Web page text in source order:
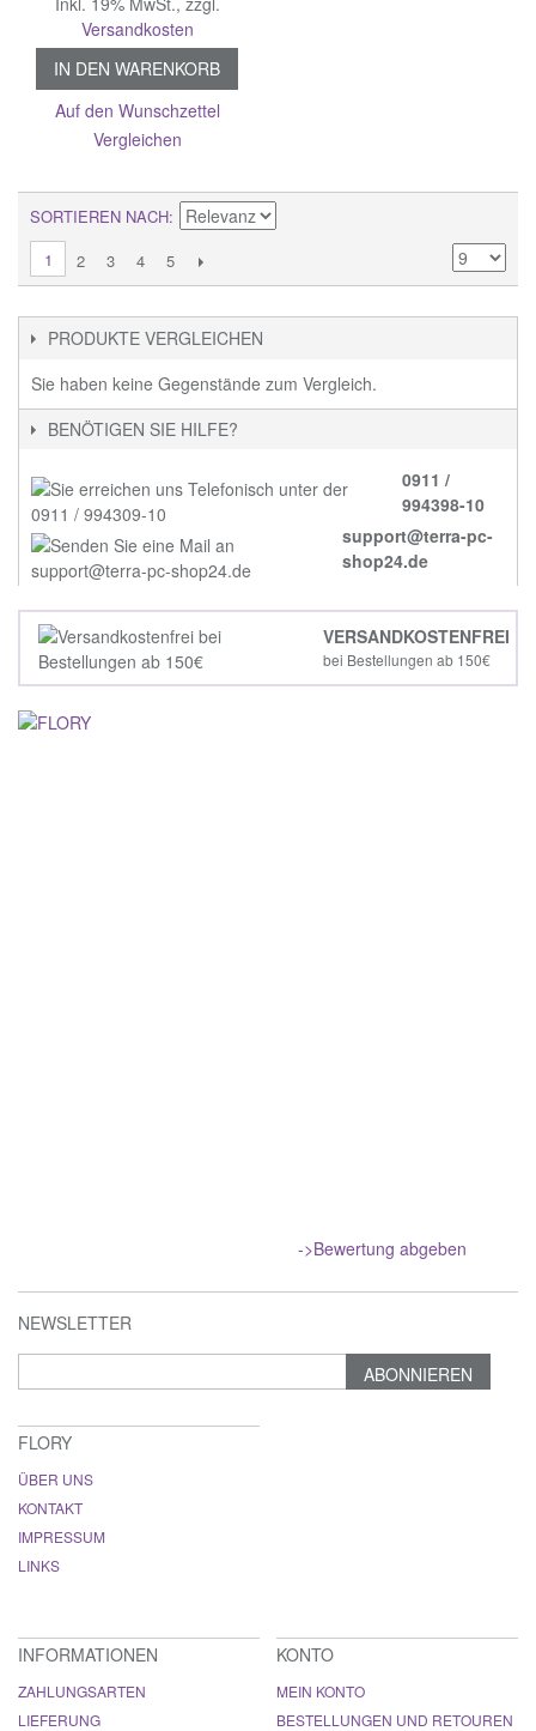
Versandkosten
IN DEN WARENKORB
Auf den Wunschzettel
Vergleichen
SORTIEREN NACH
1
2 3 4 5
PRODUKTE VERGLEICHEN
Sie haben keine Gegenstände zum Vergleich.
BENÖTIGEN SIE HILFE?
0911 /
994398-10
support@terra-pc-
shop24.de
VERSANDKOSTENFREI
bei Bestellungen ab 150€
->Bewertung abgeben
NEWSLETTER
ABONNIEREN
FLORY
ÜBER UNS
KONTAKT
IMPRESSUM
LINKS
INFORMATIONEN
ZAHLUNGSARTEN
LIEFERUNG
KONTO
MEIN KONTO
BESTELLUNGEN UND RETOUREN